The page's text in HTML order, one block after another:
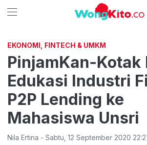
EKONOMI, FINTECH & UMKM
PinjamKan-Kotak
Edukasi Industri
P2P Lending ke
Mahasiswa Unsri
Nila Ertina - Sabtu 12 September 2020